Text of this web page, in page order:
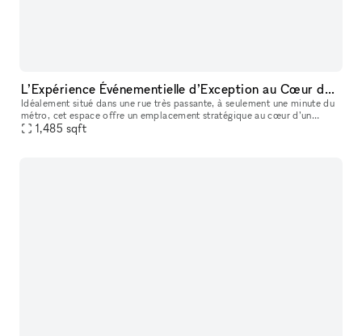
L’Expérience Événementielle d’Exception au Cœur de Bastille
Idéalement situé dans une rue très passante, à seulement une minute du
métro, cet espace offre un emplacement stratégique au cœur d’un
1,485 sqft